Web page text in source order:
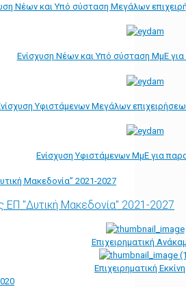
Νέων και Υπό σύσταση Μεγάλων
Ενίσχυση Νέων και Υπό σύσταση ΜμΕ
Υφιστάμενων Μεγάλων
Ενίσχυση Υφιστάμενων ΜμΕ για
Μακεδονία” 2021-2027
ΕΠ "Δυτική Μακεδονία" 2021-2027
Επιχειρηματική
Επιχειρηματική